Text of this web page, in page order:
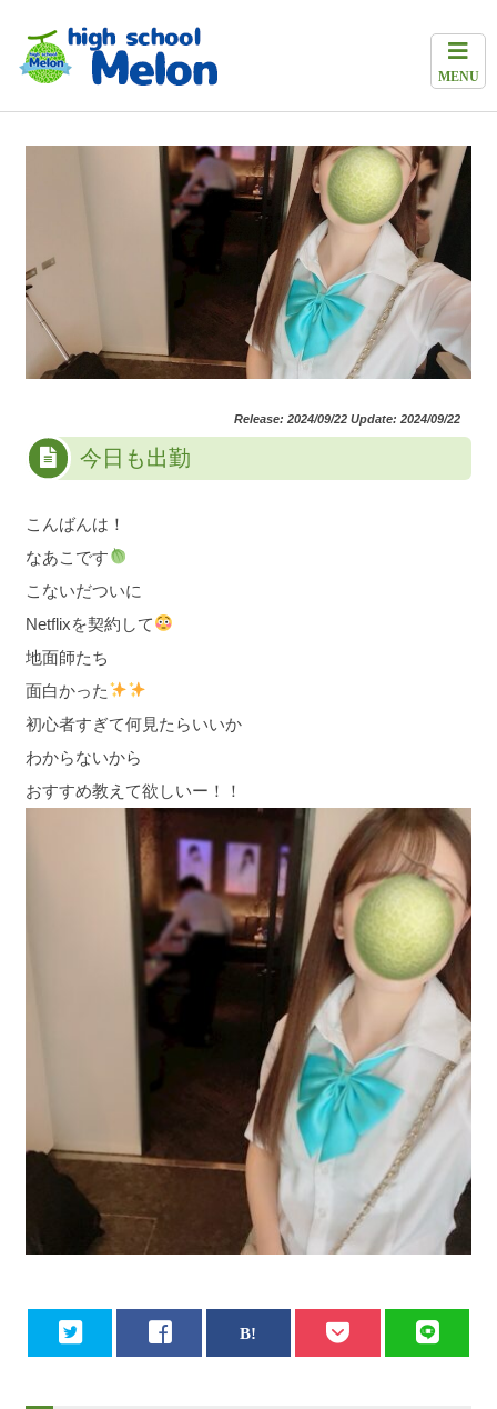
MENU
Release: 2024/09/22 Update: 2024/09/22
今日も出勤
こんばんは！
なあこです
こないだついに
Netflixを契約して
地面師たち
面白かった
初心者すぎて何見たらいいか
わからないから
おすすめ教えて欲しいー！！